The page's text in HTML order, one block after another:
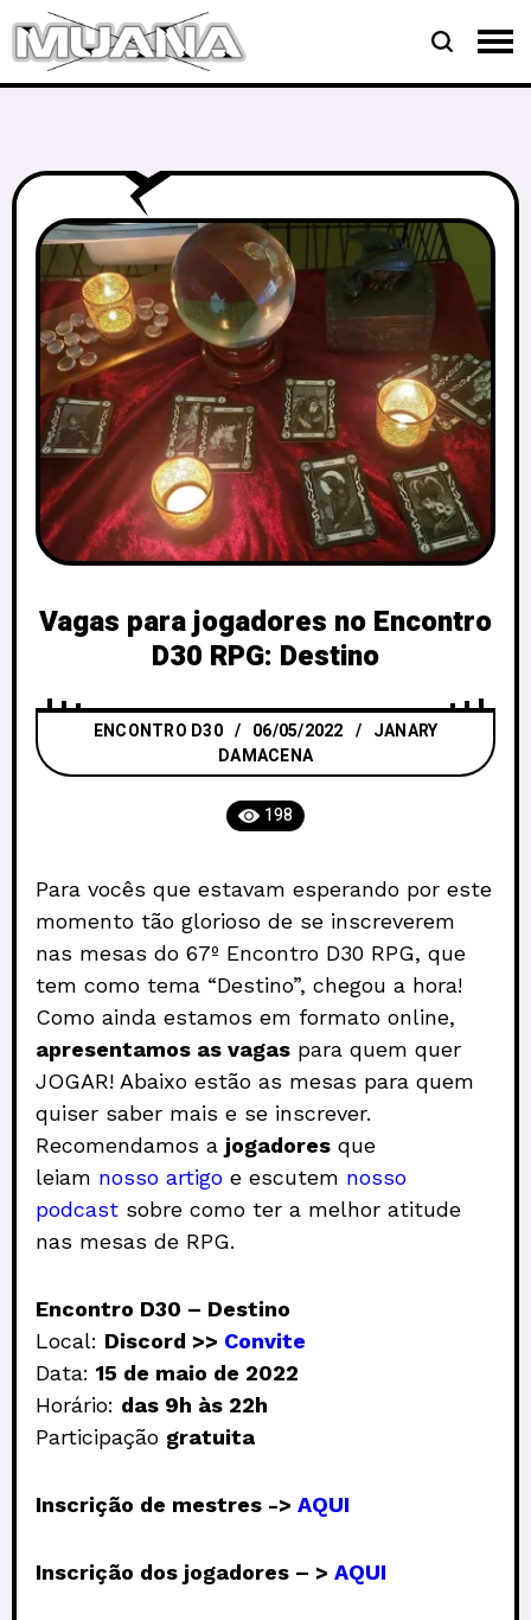
Vagas para jogadores no Encontro
D30 RPG: Destino
ENCONTRO D30 06/05/2022
JANARY
DAMACENA
198
Para vocês que estavam esperando por este
momento tão glorioso de se inscreverem
nas mesas do 67º Encontro D30 RPG, que
tem como tema “Destino”, chegou a hora!
Como ainda estamos em formato online,
apresentamos as vagas para quem quer
JOGAR! Abaixo estão as mesas para quem
quiser saber mais e se inscrever.
Recomendamos a jogadores que
leiam nosso artigo e escutem nosso
podcast sobre como ter a melhor atitude
nas mesas de RPG.
Encontro D30 – Destino
Local: Discord >> Convite
Data: 15 de maio de 2022
Horário: das 9h às 22h
Participação gratuita
Inscrição de mestres -> AQUI
Inscrição dos jogadores – > AQUI